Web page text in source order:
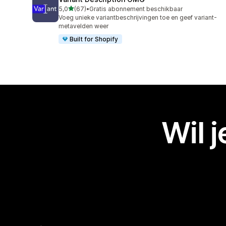
5,0van 5 sterren
(67)
67 recensies in totaal
•Gratis abonnement beschikbaar
Voeg unieke variantbeschrijvingen toe en geef variant-
metavelden weer
Built for Shopify
Wil